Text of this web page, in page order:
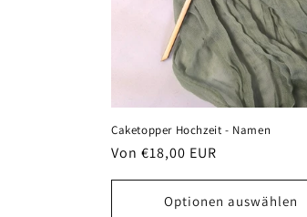
Caketopper Hochzeit - Namen
Normaler
Von €18,00 EUR
Optionen auswählen